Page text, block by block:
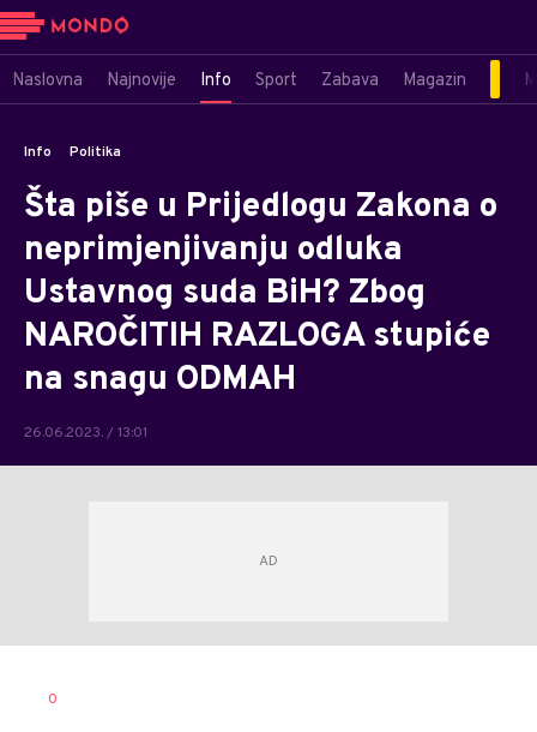
Naslovna Najnovije Info Sport Zabava Magazin
Info Politika
Šta piše u Prijedlogu Zakona o
neprimjenjivanju odluka
Ustavnog suda BiH? Zbog
NAROČITIH RAZLOGA stupiće
na snagu ODMAH
26.06.2023. / 13:01
AUTOR
0